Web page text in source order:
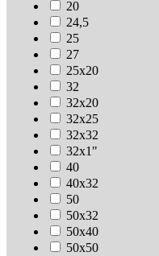
20
24,5
25
27
25х20
32
32х20
32х25
32х32
32х1"
40
40х32
50
50х32
50х40
50х50